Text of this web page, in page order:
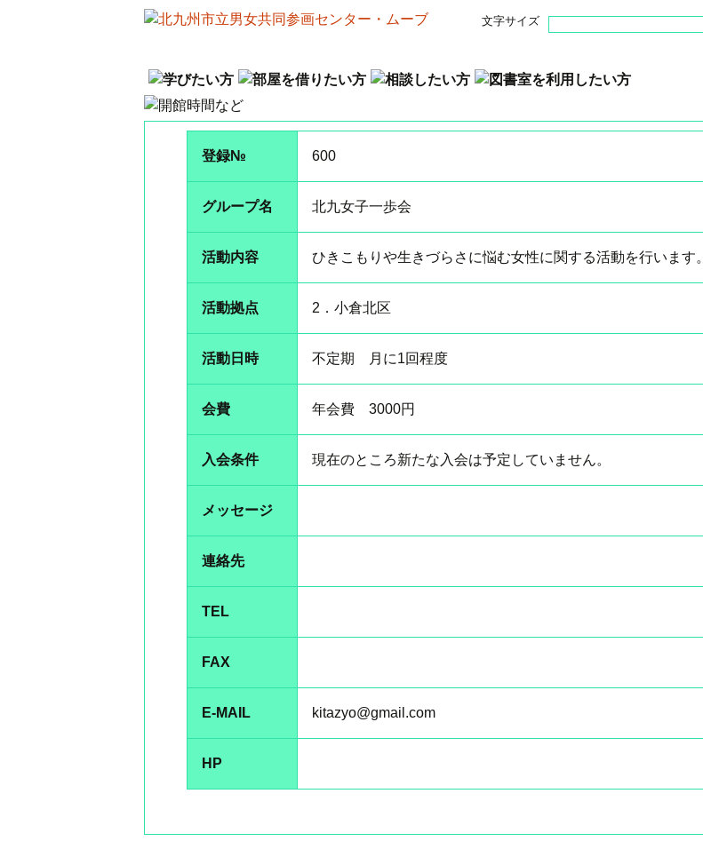
文字サイズ
ン
テ
ン
登録№ 600
グループ名 北九女子一歩会
活動内容 ひきこもりや生きづらさに悩む女性に関する活動を行います。
活動拠点 2．小倉北区
活動日時 不定期 月に1回程度
会費 年会費 3000円
入会条件 現在のところ新たな入会は予定していません。
メッセージ
連絡先
TEL
FAX
E-MAIL kitazyo@gmail.com
HP